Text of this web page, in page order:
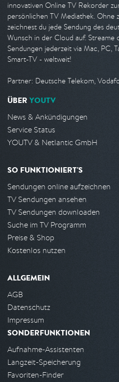
innovativen Online TV Rekorder
persönlichen TV Mediathek. Ohne
zeichnest du jede Sendung des
Wunsch in der Cloud auf. Streame
Sendungen jederzeit via Mac, PC,
Smart-TV - weltweit!
Partner: Deutsche Telekom,
ÜBER YOUTV
News & Ankündigungen
Service Status
YOUTV & Netlantic GmbH
SO FUNKTIONIERT'S
Sendungen online aufzeichnen
TV Sendungen ansehen
TV Sendungen downloaden
Suche im TV Programm
Preise & Shop
Kostenlos nutzen
ALLGEMEIN
AGB
Datenschutz
Impressum
SONDERFUNKTIONEN
Aufnahme-Assistenten
Langzeit-Speicherung
Favoriten-Finder